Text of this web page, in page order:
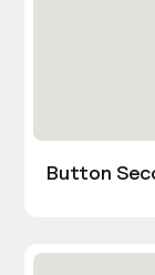
Button